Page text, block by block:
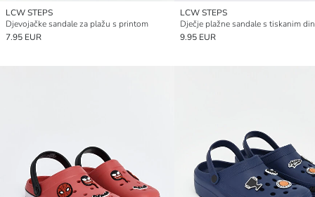
LCW STEPS
Djevojačke sandale za plažu s printom
7.95 EUR
LCW STEPS
9.95 EUR